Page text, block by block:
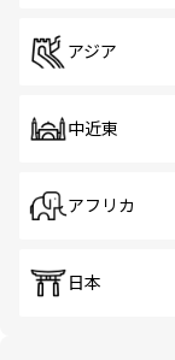
アジア
中近東
アフリカ
日本